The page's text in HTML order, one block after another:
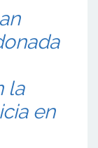
la
en